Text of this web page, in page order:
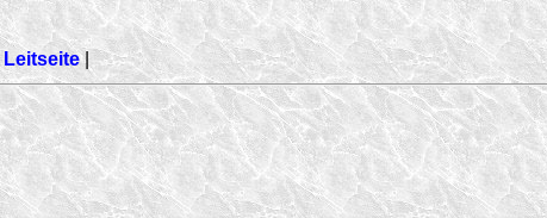
Leitseite|